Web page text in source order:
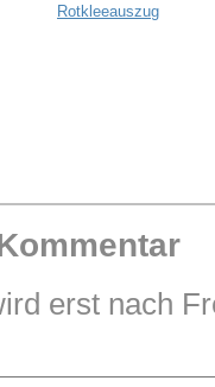
Rotkleeauszug
erst nach